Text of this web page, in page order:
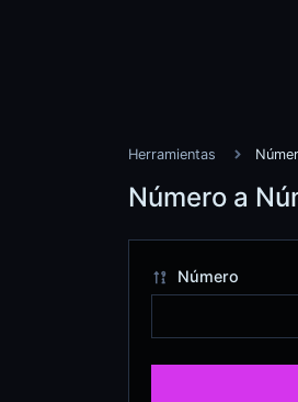
Herramientas
Número a
Número